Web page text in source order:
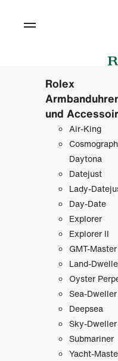
Rolex
und
Air-King
Cosmograph
Daytona
Datejust
Lady-
Day-Date
Explorer
Explorer II
GMT-
Land-
Oyster
Sea-Dweller
Deepsea
Sky-Dweller
Submariner
Yacht-